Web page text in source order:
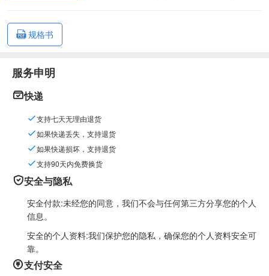
规格书
服务申明
快递
支持七天无理由退货
如果快递丢失，支持退货
如果快递损坏，支持退货
支持90天内免费换货
安全与隐私
安全付款:未经您的同意，我们不会与任何第三方分享您的个人
信息。
安全的个人资料:我们保护您的隐私，确保您的个人资料安全可
靠。
支付安全